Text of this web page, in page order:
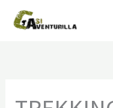
contenido